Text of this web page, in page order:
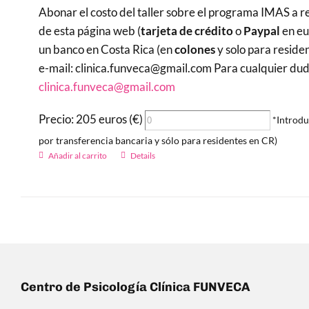
Abonar el costo del taller sobre el programa IMAS a
de esta página web (tarjeta de créditooPaypalen
un banco en Costa Rica (encolonesy solo para
e-mail: clinica.funveca@gmail.com Para cualquier
clinica.funveca@gmail.com
Precio: 205 euros (€)
por transferencia bancaria y sólo para residentes en CR)
Añadir al carrito Details
Centro de Psicología Clínica FUNVECA